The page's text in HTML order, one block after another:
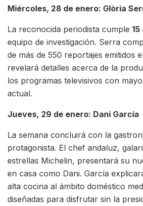
Miércoles, 28 de enero: Glòria
La reconocida periodista cumple 15
equipo de investigación. Serra
de más de 550 reportajes emitidos
revelará detalles acerca de la
los programas televisivos con
actual.
Jueves, 29 de enero: Dani García
La semana concluirá con la
protagonista. El chef andaluz,
estrellas Michelin, presentará su
en casa como Dani. García
alta cocina al ámbito doméstico
diseñadas para disfrutar sin la